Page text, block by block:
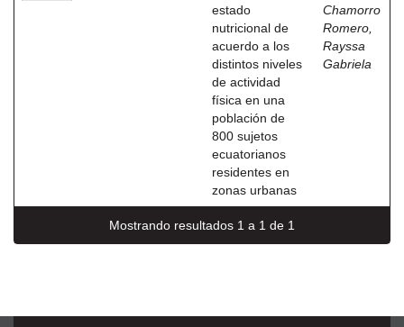
estado
nutricional de
acuerdo a los
distintos niveles
de actividad
física en una
población de
800 sujetos
ecuatorianos
residentes en
zonas urbanas
Chamorro
Romero,
Rayssa
Gabriela
Mostrando resultados 1 a 1 de 1